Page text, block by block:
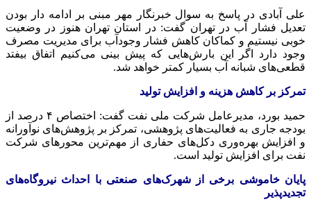
علی آبادی در پاسخ به سوال خبرنگار مهر مبنی بر ادامه دار بودن
تعدیل فشار آب در تهران گفت: در استان تهران هنوز در وضعیت
خوبی نیستیم و کماکان کاهش فشار وجودآب برای مدیریت مصرف
وجود دارد اگر این بارش‌هایی که پیش بینی می‌کنیم اتفاق بیفتد
قطعی‌های شبانه آب بسیار کمتر خواهد شد.
تمرکز بر کاهش هزینه و افزایش تولید
حمید بورد، مدیرعامل شرکت ملی نفت گفت: اختصاص ۴ درصد از
بودجه جاری به فعالیت‌های پژوهشی، تمرکز بر پژوهش‌های نوآورانه
و افزایش بهره‌وری دکل‌های حفاری از مهم‌ترین محورهای شرکت
نفت برای افزایش تولید است.
پایان خاموشی برخی از شهرک‌های صنعتی با احداث نیروگاه‌های
تجدیدپذیر